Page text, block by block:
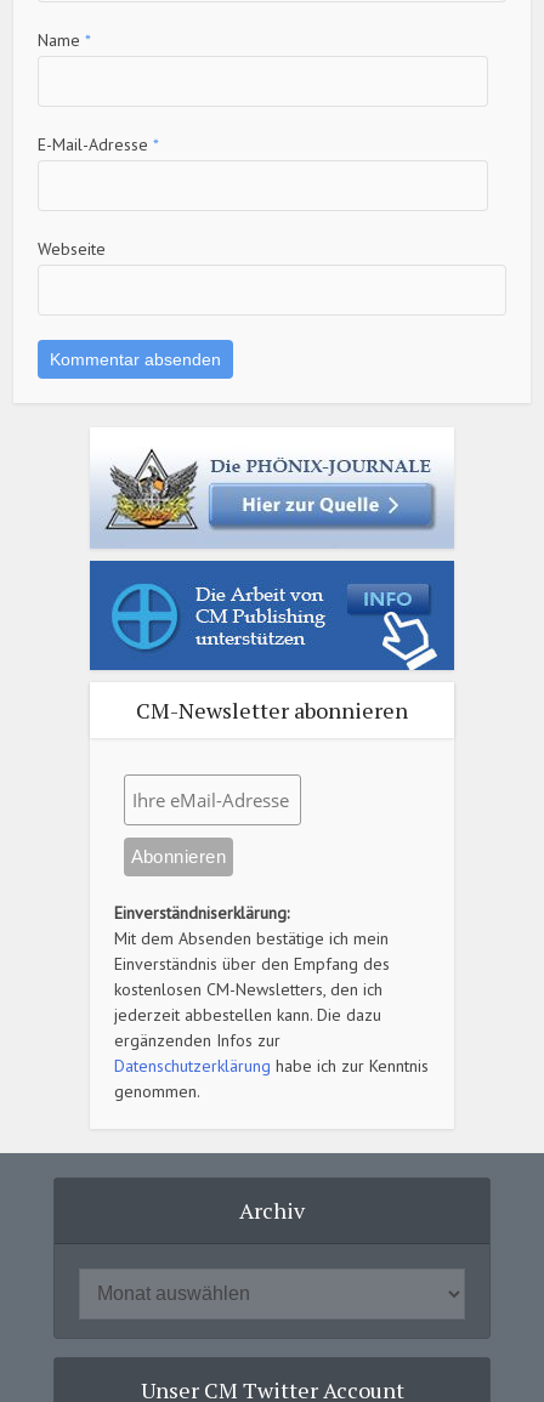
Name*
E-Mail-Adresse*
Webseite
CM-Newsletter abonnieren
Einverständniserklärung:
Mit dem Absenden bestätige ich mein
Einverständnis über den Empfang des
kostenlosen CM-Newsletters, den ich
jederzeit abbestellen kann. Die dazu
ergänzenden Infos zur
Datenschutzerklärung habe ich zur Kenntnis
genommen.
Archiv
Unser CM Twitter Account